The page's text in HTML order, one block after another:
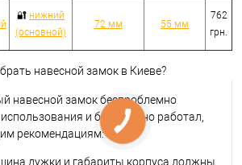
🔐 нижний
(основной)
72 мм 55 мм
762
грн.
навесной замок в Киеве?
навесной замок беспроблемно
и безотказно работал,
рекомендациям:
дужки и габариты корпуса должны